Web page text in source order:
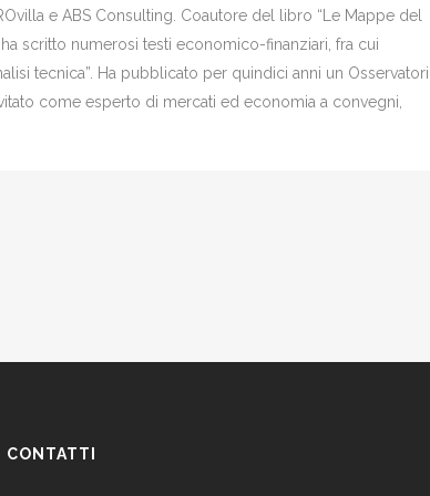
e ABS Consulting. Coautore del libro “Le Mappe del
scritto numerosi testi economico-finanziari, fra cui
tecnica”. Ha pubblicato per quindici anni un
come esperto di mercati ed economia a convegni,
CONTATTI